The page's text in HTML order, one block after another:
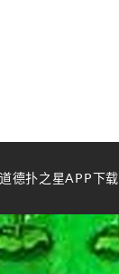
德扑之星APP下载